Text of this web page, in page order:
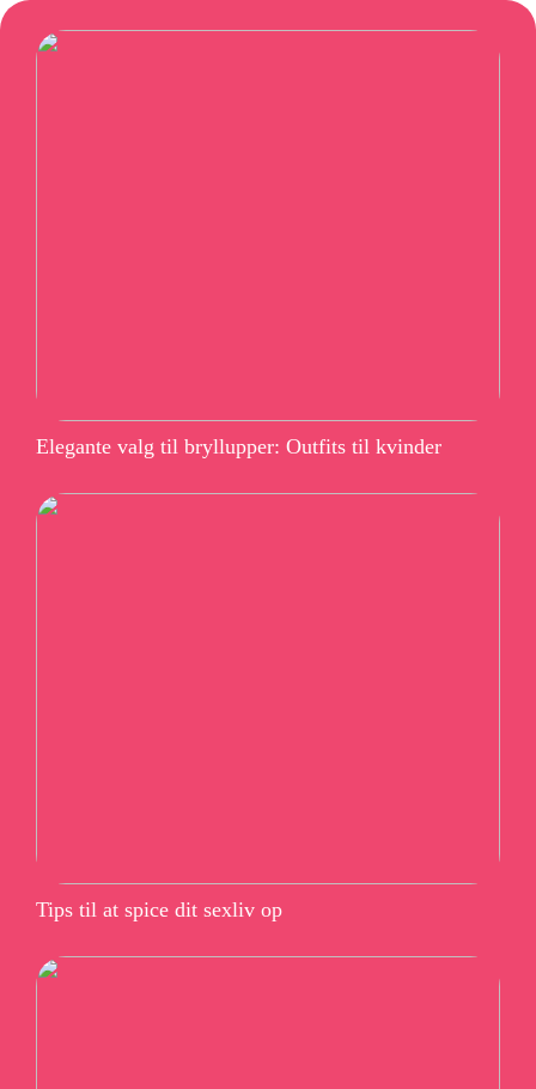
Elegante valg til bryllupper: Outfits til kvinder
Tips til at spice dit sexliv op